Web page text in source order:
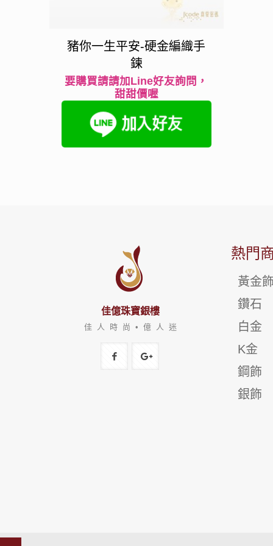
豬你一生平安-硬金編織手
鍊
要購買請請加Line好友詢問，
甜甜價喔
佳億珠寶銀樓
佳 人 時 尚 • 億 人 迷
熱門
黃金
鑽石
白金
K金
鋼飾
銀飾